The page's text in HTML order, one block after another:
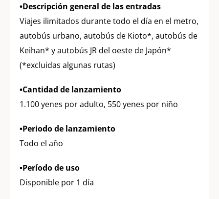
•Descripción general de las entradas
Viajes ilimitados durante todo el día en el metro,
autobús urbano, autobús de Kioto*, autobús de
Keihan* y autobús JR del oeste de Japón*
(*excluidas algunas rutas)
•Cantidad de lanzamiento
1.100 yenes por adulto, 550 yenes por niño
•Periodo de lanzamiento
Todo el año
•Período de uso
Disponible por 1 día